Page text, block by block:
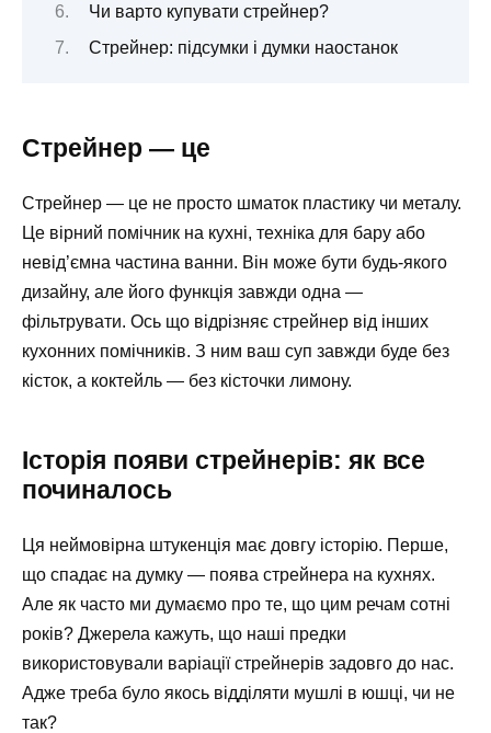
Чи варто купувати стрейнер?
Стрейнер: підсумки і думки наостанок
Стрейнер — це
Стрейнер — це не просто шматок пластику чи металу.
Це вірний помічник на кухні, техніка для бару або
невід’ємна частина ванни. Він може бути будь-якого
дизайну, але його функція завжди одна —
фільтрувати. Ось що відрізняє стрейнер від інших
кухонних помічників. З ним ваш суп завжди буде без
кісток, а коктейль — без кісточки лимону.
Історія появи стрейнерів: як все
починалось
Ця неймовірна штукенція має довгу історію. Перше,
що спадає на думку — поява стрейнера на кухнях.
Але як часто ми думаємо про те, що цим речам сотні
років? Джерела кажуть, що наші предки
використовували варіації стрейнерів задовго до нас.
Адже треба було якось відділяти мушлі в юшці, чи не
так?